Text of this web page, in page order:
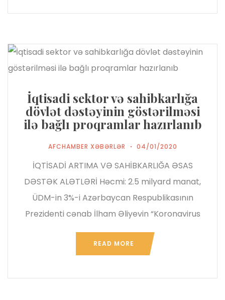
İqtisadi sektor və sahibkarlığa
dövlət dəstəyinin göstərilməsi
ilə bağlı proqramlar hazırlanıb
AFCHAMBER XƏBƏRLƏR 04/01/2020
İQTİSADİ ARTIMA VƏ SAHİBKARLIĞA ƏSAS
DƏSTƏK ALƏTLƏRİ Həcmi: 2.5 milyard manat,
ÜDM-in 3%-i Azərbaycan Respublikasının
Prezidenti cənab İlham Əliyevin “Koronavirus
READ MORE